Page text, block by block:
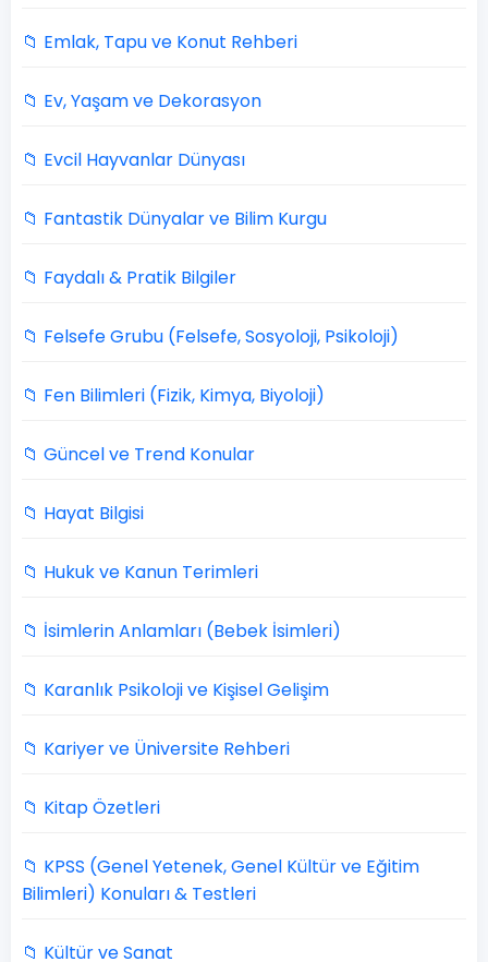
📁 Emlak, Tapu ve Konut Rehberi
📁 Ev, Yaşam ve Dekorasyon
📁 Evcil Hayvanlar Dünyası
📁 Fantastik Dünyalar ve Bilim Kurgu
📁 Faydalı & Pratik Bilgiler
📁 Felsefe Grubu (Felsefe, Sosyoloji, Psikoloji)
📁 Fen Bilimleri (Fizik, Kimya, Biyoloji)
📁 Güncel ve Trend Konular
📁 Hayat Bilgisi
📁 Hukuk ve Kanun Terimleri
📁 İsimlerin Anlamları (Bebek İsimleri)
📁 Karanlık Psikoloji ve Kişisel Gelişim
📁 Kariyer ve Üniversite Rehberi
📁 Kitap Özetleri
📁 KPSS (Genel Yetenek, Genel Kültür ve Eğitim
Bilimleri) Konuları & Testleri
📁 Kültür ve Sanat